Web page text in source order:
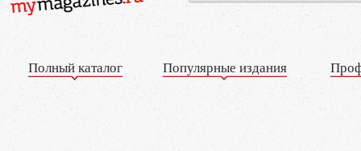
Полный каталог Популярные издания